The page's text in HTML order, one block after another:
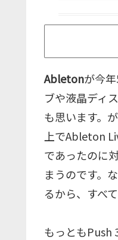
Abletonが今
ブや液晶ディ
も思います。
上でAbleton
であったのに
まうのです。
るから、すべ
もっともPush